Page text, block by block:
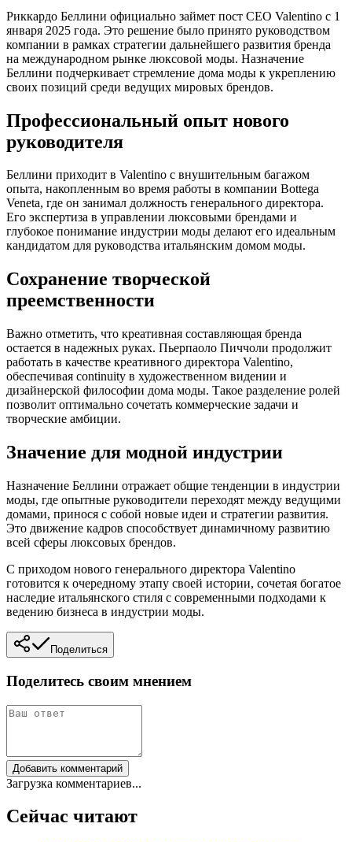
Риккардо Беллини официально займет пост CEO Valentino с 1
января 2025 года. Это решение было принято руководством
компании в рамках стратегии дальнейшего развития бренда
на международном рынке люксовой моды. Назначение
Беллини подчеркивает стремление дома моды к укреплению
своих позиций среди ведущих мировых брендов.
Профессиональный опыт нового
руководителя
Беллини приходит в Valentino с внушительным багажом
опыта, накопленным во время работы в компании Bottega
Veneta, где он занимал должность генерального директора.
Его экспертиза в управлении люксовыми брендами и
глубокое понимание индустрии моды делают его идеальным
кандидатом для руководства итальянским домом моды.
Сохранение творческой
преемственности
Важно отметить, что креативная составляющая бренда
остается в надежных руках. Пьерпаоло Пиччоли продолжит
работать в качестве креативного директора Valentino,
обеспечивая continuity в художественном видении и
дизайнерской философии дома моды. Такое разделение ролей
позволит оптимально сочетать коммерческие задачи и
творческие амбиции.
Значение для модной индустрии
Назначение Беллини отражает общие тенденции в индустрии
моды, где опытные руководители переходят между ведущими
домами, принося с собой новые идеи и стратегии развития.
Это движение кадров способствует динамичному развитию
всей сферы люксовых брендов.
С приходом нового генерального директора Valentino
готовится к очередному этапу своей истории, сочетая богатое
наследие итальянского стиля с современными подходами к
ведению бизнеса в индустрии моды.
Поделиться
Поделитесь своим мнением
Добавить комментарий
Загрузка комментариев...
Сейчас читают